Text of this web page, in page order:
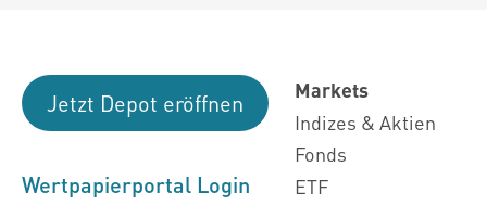
Jetzt Depot eröffnen
Wertpapierportal Login
Markets
Indizes & Aktien
Fonds
ETF